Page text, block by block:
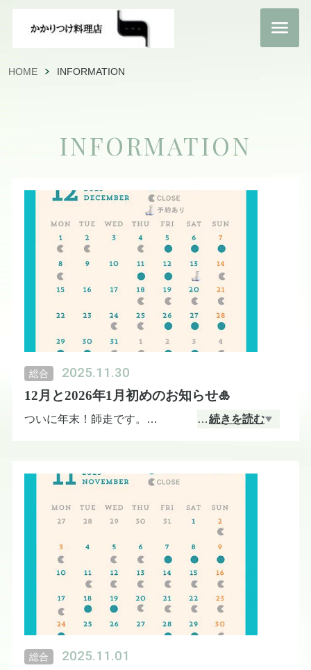
HOME INFORMATION
INFORMATION
総合 2025.11.30
12月と2026年1月初めのお知らせ🎍
ついに年末！師走です。
ら営業しようかなと思っております。
年末年始（12／26〜1/3の営業予定日）は基本予約優
先ですが、席が空いていれば当日でもご来店可能で
上記の日程に関しましては、おつまみのお皿のみの
営業を予定しております。（ご予約時にメニューの
リクエストはお受けします。）
https://lin.ee/BkCI30m
…続きを読む
総合 2025.11.01